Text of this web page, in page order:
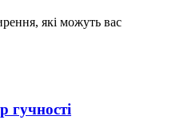
які можуть вас
гучності